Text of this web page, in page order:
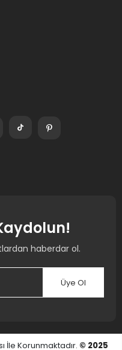
haberdar ol.
Üye Ol
İle Korunmaktadır. © 2025